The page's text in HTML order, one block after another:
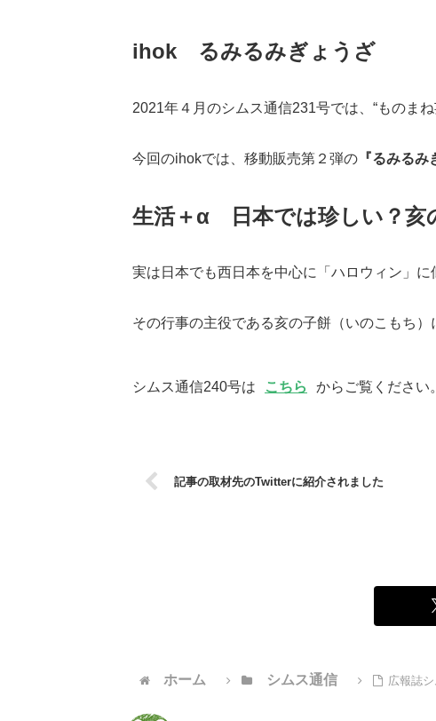
ihok るみるみぎょうざ
2021年４月のシムス通信231号では、“ものま
今回のihokでは、移動販売第２弾の 『るみるみ
生活＋α 日 本では珍しい？亥
実は日本でも西日本を中心に「ハロウィン」
その行事の主役である亥の子餅（いのこもち）
シムス通信240号は こちら からご覧ください。
記事の取材先のTwitterに紹介されました
ホーム シムス通信 広報誌